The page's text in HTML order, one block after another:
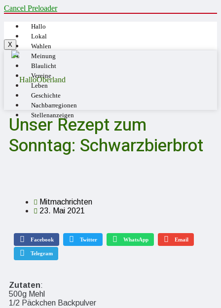
Cancel Preloader
Hallo
Lokal
Wahlen
Meinung
Blaulicht
Vereine
Leben
Geschichte
Nachbarregionen
Stellenanzeigen
X
Unser Rezept zum
Sonntag: Schwarzbierbrot
Mitmachrichten
23. Mai 2021
Facebook Twitter WhatsApp Email
Telegram
Zutaten:
500g Mehl
1/2 Päckchen Backpulver